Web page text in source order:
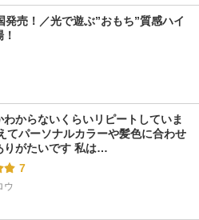
発売！／光で遊ぶ”おもち”質感ハイ
わからないくらいリピートしていま
てパーソナルカラーや髪色に合わせ
りがたいです 私は…
7
ウ